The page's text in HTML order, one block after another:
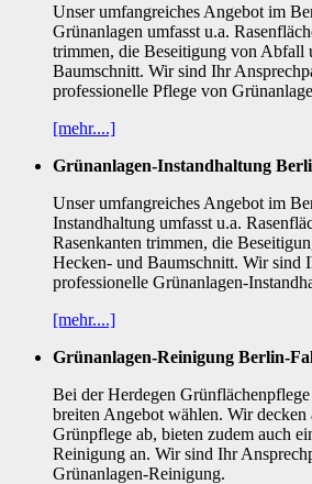
Unser umfangreiches Angebot im
Grünanlagen umfasst u.a.
trimmen, die Beseitigung von Abfall
Baumschnitt. Wir sind Ihr
professionelle Pflege von
[mehr....]
Grünanlagen-Instandhaltung
Unser umfangreiches Angebot im
Instandhaltung umfasst u.a.
Rasenkanten trimmen, die
Hecken- und Baumschnitt. Wir sind
professionelle Grünanlagen-
[mehr....]
Grünanlagen-Reinigung Berlin-
Bei der Herdegen
breiten Angebot wählen. Wir decken
Grünpflege ab, bieten zudem auch
Reinigung an. Wir sind Ihr
Grünanlagen-Reinigung.